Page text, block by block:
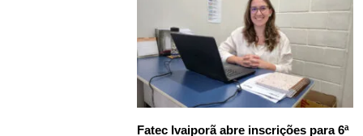
Fatec Ivaiporã abre inscrições para 6ª